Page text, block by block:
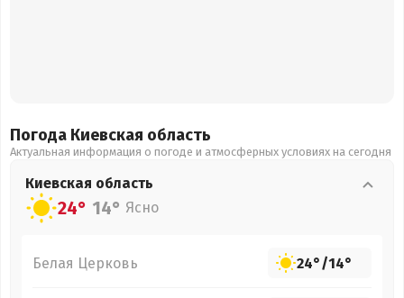
Погода Киевская область
Актуальная информация о погоде и атмосферных условиях на сегодня
Киевская область
24° 14° Ясно
Белая Церковь 24°/14°